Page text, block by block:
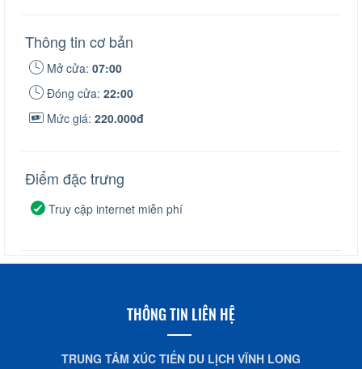
Thông tin cơ bản
Mở cửa: 07:00
Đóng cửa: 22:00
Mức giá: 220.000đ
Điểm đặc trưng
Truy cập internet miễn phí
THÔNG TIN LIÊN HỆ
TRUNG TÂM XÚC TIẾN DU LỊCH VĨNH LONG